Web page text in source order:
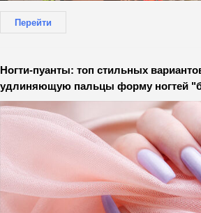
Перейти
Ногти-пуанты: топ стильных
удлиняющую пальцы форму ногтей